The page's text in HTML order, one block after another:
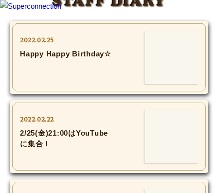
2022.02.25
Happy Happy Birthday☆
2022.02.22
2/25(金)21:00はYouTube
に集合！
INFO
SHIHO’s DIARY
STAFF DIARY
SHIHO’s VOICE
SPECIAL